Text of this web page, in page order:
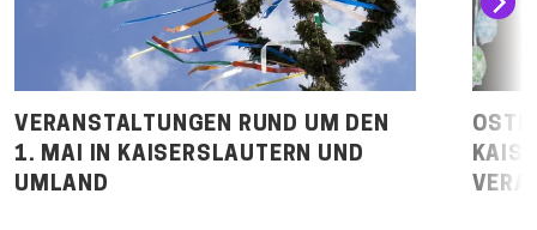
VERANSTALTUNGEN RUND UM DEN
1. MAI IN KAISERSLAUTERN UND
UMLAND